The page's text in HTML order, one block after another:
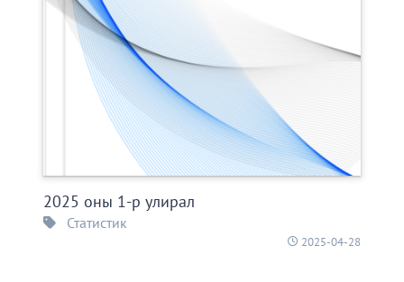
2025 оны 1-р улирал
Статистик
2025-04-28